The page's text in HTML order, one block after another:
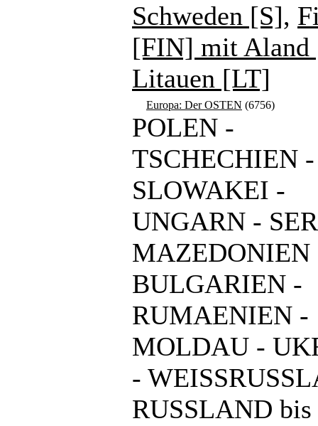
Schweden [S],
[FIN] mit
Litauen [LT]
Europa: Der OSTEN (6756)
POLEN -
TSCHECHIEN -
SLOWAKEI -
UNGARN -
MAZEDONIEN
BULGARIEN -
RUMAENIEN -
MOLDAU -
-
RUSSLAND bis